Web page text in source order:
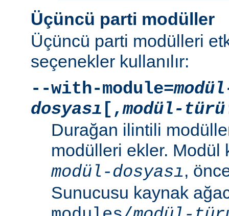
Üçüncü parti modüller
Üçüncü parti modülleri
seçenekler kullanılır:
--with-module=
dosyası [,modül-türü
Durağan ilintili
modülleri ekler. Modül
modül-dosyası,
Sunucusu kaynak